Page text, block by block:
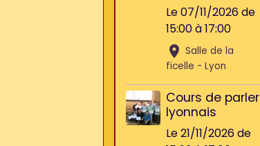
Le 07/11/2026de
15:00à 17:00
Salle de la
ficelle - Lyon
Cours de parler
lyonnais
Le 21/11/2026de